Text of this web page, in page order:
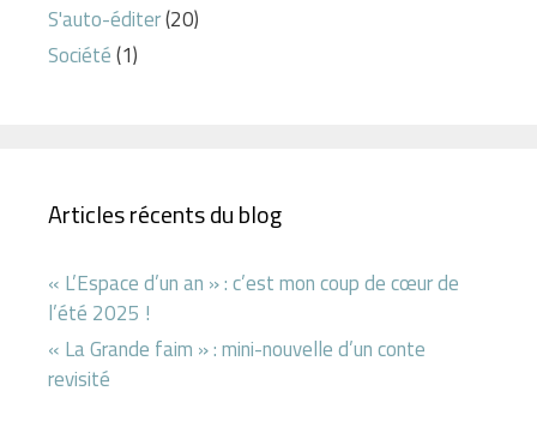
S'auto-éditer(20)
Société(1)
Articles récents du blog
« L’Espace d’un an » : c’est mon coup de cœur de
l’été 2025 !
« La Grande faim » : mini-nouvelle d’un conte
revisité